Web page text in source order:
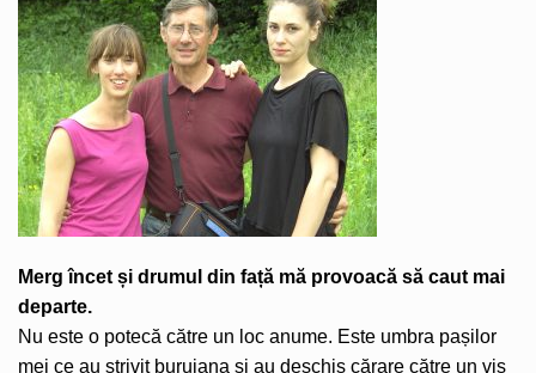
Merg încet și drumul din față mă provoacă să caut mai
departe.
Nu este o potecă către un loc anume. Este umbra pașilor
mei ce au strivit buruiana și au deschis cărare către un vis